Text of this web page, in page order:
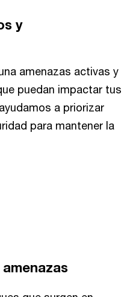
y
amenazas activas y
puedan impactar tus
a priorizar
para mantener la